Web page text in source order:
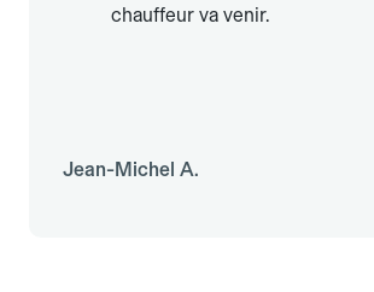
chauffeur va venir.
Jean-Michel A.